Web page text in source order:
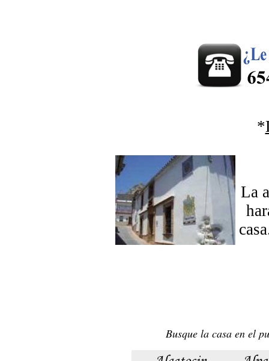
*
La
Busque la casa en el